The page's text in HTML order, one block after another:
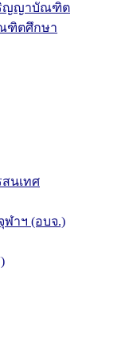
ริญญาบัณฑิต
ฑิตศึกษา
นเทศ
าฯ (อบจ.)